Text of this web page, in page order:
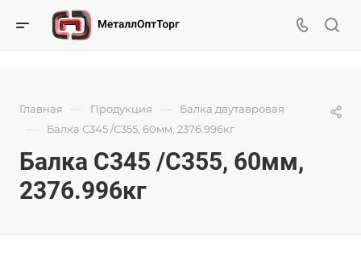
Главная — Продукция — Балка двутавровая
— Балка С345 /С355, 60мм, 2376.996кг
Балка С345 /С355, 60мм,
2376.996кг